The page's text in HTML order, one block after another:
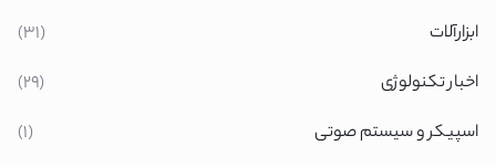
ابزارآلات
(31)
اخبار تکنولوژی
(29)
اسپیکر و سیستم صوتی
(1)